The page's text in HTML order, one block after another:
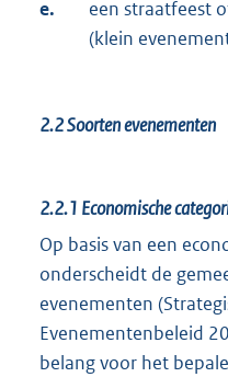
e.
een straatfeest
(klein
2.2Soorten evenementen
2.2.1 Economische
Op basis van een
onderscheidt de
evenementen
Evenementenbeleid
belang voor het